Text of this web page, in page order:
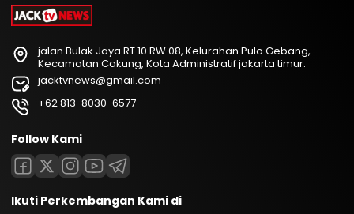
jalan Bulak Jaya RT 10 RW 08, Kelurahan Pulo Gebang,
Kecamatan Cakung, Kota Administratif jakarta timur.
jacktvnews@gmail.com
+62 813-8030-6577
Follow Kami
Ikuti Perkembangan Kami di